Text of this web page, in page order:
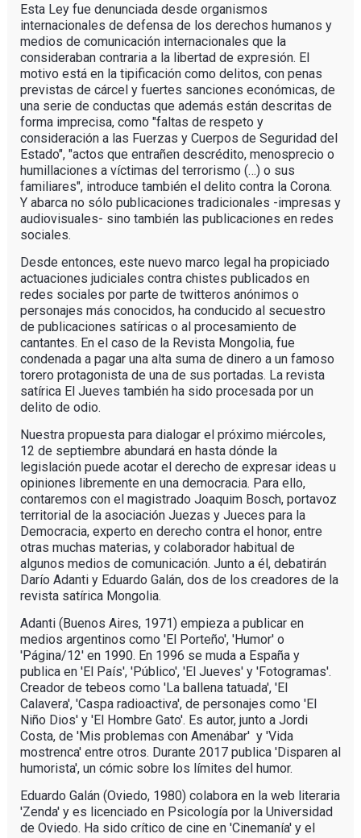
Esta Ley fue denunciada desde organismos
internacionales de defensa de los derechos humanos y
medios de comunicación internacionales que la
consideraban contraria a la libertad de expresión. El
motivo está en la tipificación como delitos, con penas
previstas de cárcel y fuertes sanciones económicas, de
una serie de conductas que además están descritas de
forma imprecisa, como "faltas de respeto y
consideración a las Fuerzas y Cuerpos de Seguridad del
Estado", "actos que entrañen descrédito, menosprecio o
humillaciones a víctimas del terrorismo (…) o sus
familiares", introduce también el delito contra la Corona.
Y abarca no sólo publicaciones tradicionales -impresas y
audiovisuales- sino también las publicaciones en redes
sociales.
Desde entonces, este nuevo marco legal ha propiciado
actuaciones judiciales contra chistes publicados en
redes sociales por parte de twitteros anónimos o
personajes más conocidos, ha conducido al secuestro
de publicaciones satíricas o al procesamiento de
cantantes. En el caso de la Revista Mongolia, fue
condenada a pagar una alta suma de dinero a un famoso
torero protagonista de una de sus portadas. La revista
satírica El Jueves también ha sido procesada por un
delito de odio.
Nuestra propuesta para dialogar el próximo miércoles,
12 de septiembre abundará en hasta dónde la
legislación puede acotar el derecho de expresar ideas u
opiniones libremente en una democracia. Para ello,
contaremos con el magistrado Joaquim Bosch, portavoz
territorial de la asociación Juezas y Jueces para la
Democracia, experto en derecho contra el honor, entre
otras muchas materias, y colaborador habitual de
algunos medios de comunicación. Junto a él, debatirán
Darío Adanti y Eduardo Galán, dos de los creadores de la
revista satírica Mongolia.
Adanti (Buenos Aires, 1971) empieza a publicar en
medios argentinos como 'El Porteño', 'Humor' o
'Página/12' en 1990. En 1996 se muda a España y
publica en 'El País', 'Público', 'El Jueves' y 'Fotogramas'.
Creador de tebeos como 'La ballena tatuada', 'El
Calavera', 'Caspa radioactiva', de personajes como 'El
Niño Dios' y 'El Hombre Gato'. Es autor, junto a Jordi
Costa, de 'Mis problemas con Amenábar' y 'Vida
mostrenca' entre otros. Durante 2017 publica 'Disparen al
humorista', un cómic sobre los límites del humor.
Eduardo Galán (Oviedo, 1980) colabora en la web literaria
'Zenda' y es licenciado en Psicología por la Universidad
de Oviedo. Ha sido crítico de cine en 'Cinemanía' y el